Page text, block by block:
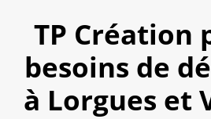
TP Création
besoins de
à Lorgues et